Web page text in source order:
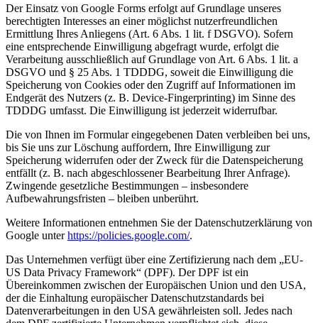
Der Einsatz von Google Forms erfolgt auf Grundlage unseres
berechtigten Interesses an einer möglichst nutzerfreundlichen
Ermittlung Ihres Anliegens (Art. 6 Abs. 1 lit. f DSGVO). Sofern
eine entsprechende Einwilligung abgefragt wurde, erfolgt die
Verarbeitung ausschließlich auf Grundlage von Art. 6 Abs. 1 lit. a
DSGVO und § 25 Abs. 1 TDDDG, soweit die Einwilligung die
Speicherung von Cookies oder den Zugriff auf Informationen im
Endgerät des Nutzers (z. B. Device-Fingerprinting) im Sinne des
TDDDG umfasst. Die Einwilligung ist jederzeit widerrufbar.
Die von Ihnen im Formular eingegebenen Daten verbleiben bei uns,
bis Sie uns zur Löschung auffordern, Ihre Einwilligung zur
Speicherung widerrufen oder der Zweck für die Datenspeicherung
entfällt (z. B. nach abgeschlossener Bearbeitung Ihrer Anfrage).
Zwingende gesetzliche Bestimmungen – insbesondere
Aufbewahrungsfristen – bleiben unberührt.
Weitere Informationen entnehmen Sie der Datenschutzerklärung von
Google unterhttps://policies.google.com/.
Das Unternehmen verfügt über eine Zertifizierung nach dem „EU-
US Data Privacy Framework“ (DPF). Der DPF ist ein
Übereinkommen zwischen der Europäischen Union und den USA,
der die Einhaltung europäischer Datenschutzstandards bei
Datenverarbeitungen in den USA gewährleisten soll. Jedes nach